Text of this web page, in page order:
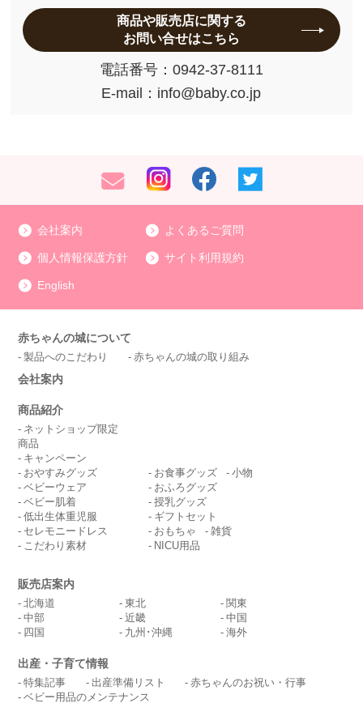
商品や販売店に関する
お問い合せはこちら
電話番号： 0942-37-8111
E-mail： info@baby.co.jp
会社案内 よくあるご質問
個人情報保護方針 サイト利用規約
English
赤ちゃんの城について
製品へのこだわり 赤ちゃんの城の取り組み
会社案内
商品紹介
ネットショップ限定
商品
キャンペーン
おやすみグッズ
ベビーウェア
ベビー肌着
低出生体重児服
セレモニードレス
こだわり素材
お食事グッズ
小物
おふろグッズ
授乳グッズ
ギフトセット
おもちゃ
雑貨
NICU用品
販売店案内
北海道 東北
関東
中部
近畿
中国
四国
九州･沖縄 海外
出産・子育て情報
特集記事 出産準備リスト
赤ちゃんのお祝い・行事
ベビー用品のメンテナンス